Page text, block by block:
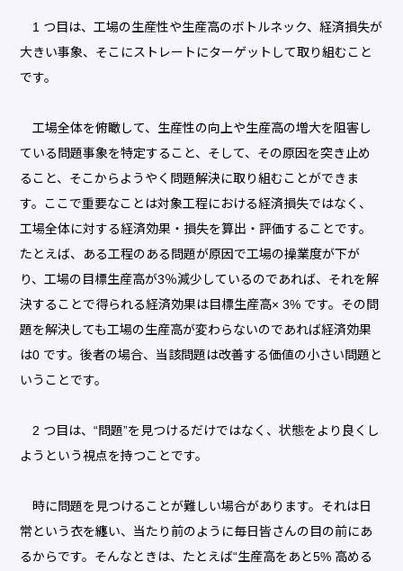
1 つ目は、工場の生産性や生産高のボトルネック、経済損失が
大きい事象、そこにストレートにターゲットして取り組むこと
です。
工場全体を俯瞰して、生産性の向上や生産高の増大を阻害し
ている問題事象を特定すること、そして、その原因を突き止め
ること、そこからようやく問題解決に取り組むことができま
す。ここで重要なことは対象工程における経済損失ではなく、
工場全体に対する経済効果・損失を算出・評価することです。
たとえば、ある工程のある問題が原因で工場の操業度が下が
り、工場の目標生産高が3％減少しているのであれば、それを解
決することで得られる経済効果は目標生産高× 3% です。その問
題を解決しても工場の生産高が変わらないのであれば経済効果
は0 です。後者の場合、当該問題は改善する価値の小さい問題と
いうことです。
2 つ目は、“問題”を見つけるだけではなく、状態をより良くし
ようという視点を持つことです。
時に問題を見つけることが難しい場合があります。それは日
常という衣を纏い、当たり前のように毎日皆さんの目の前にあ
るからです。そんなときは、たとえば“生産高をあと5% 高める